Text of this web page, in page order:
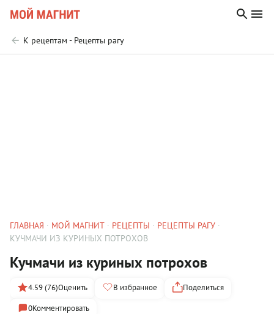
К рецептам - Рецепты рагу
ГЛАВНАЯ МОЙ МАГНИТ РЕЦЕПТЫ
РЕЦЕПТЫ РАГУ
КУЧМАЧИ ИЗ КУРИНЫХ ПОТРОХОВ
Кучмачи из куриных потрохов
4.59 (76)Оценить В избранное
Поделиться
0Комментировать